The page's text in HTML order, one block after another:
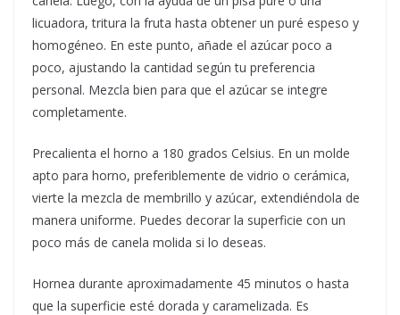
licuadora, tritura la fruta hasta obtener un puré espeso y
homogéneo. En este punto, añade el azúcar poco a
poco, ajustando la cantidad según tu preferencia
personal. Mezcla bien para que el azúcar se integre
completamente.
Precalienta el horno a 180 grados Celsius. En un molde
apto para horno, preferiblemente de vidrio o cerámica,
vierte la mezcla de membrillo y azúcar, extendiéndola de
manera uniforme. Puedes decorar la superficie con un
poco más de canela molida si lo deseas.
Hornea durante aproximadamente 45 minutos o hasta
que la superficie esté dorada y caramelizada. Es